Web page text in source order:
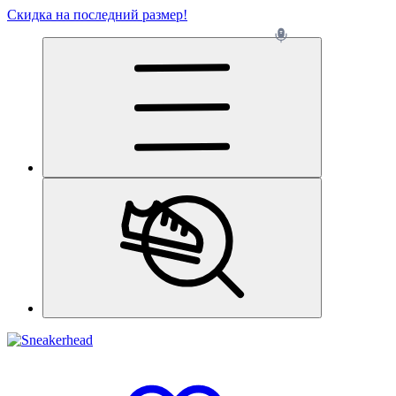
Скидка на последний размер!